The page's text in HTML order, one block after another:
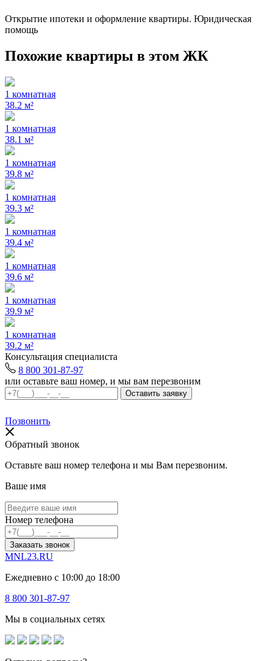
Открытие ипотеки и оформление квартиры. Юридическая
помощь
Похожие квартиры в этом ЖК
1 комнатная
38.2 м²
1 комнатная
38.1 м²
1 комнатная
39.8 м²
1 комнатная
39.3 м²
1 комнатная
39.4 м²
1 комнатная
39.6 м²
1 комнатная
39.9 м²
1 комнатная
39.2 м²
Консультация специалиста
8 800 301-87-97
или оставьте ваш номер, и мы вам перезвоним
Позвонить
Обратный звонок
Оставьте ваш номер телефона и мы Вам перезвоним.
Ваше имя
Номер телефона
Заказать звонок
MNL23.RU
Ежедневно с 10:00 до 18:00
8 800 301-87-97
Мы в социальных сетях